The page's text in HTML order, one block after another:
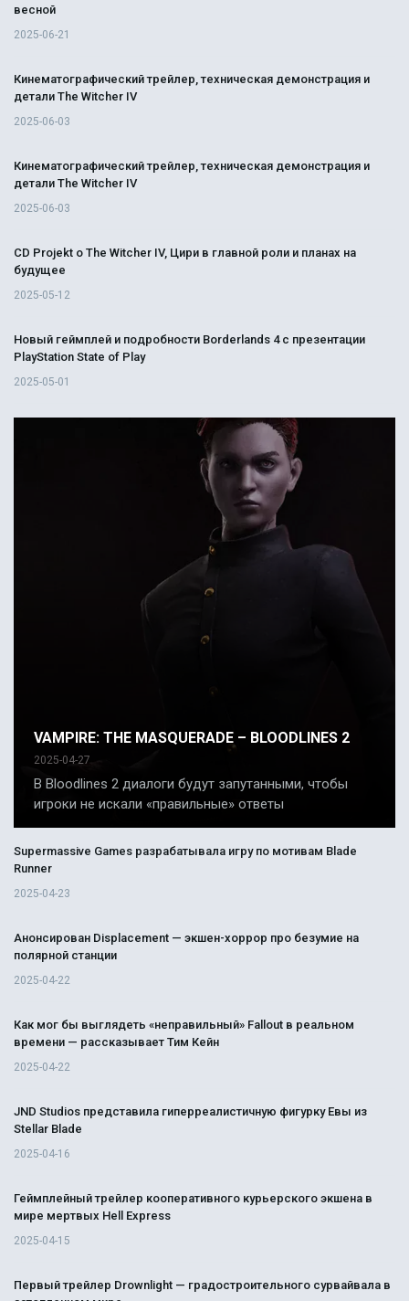
весной
2025-06-21
Кинематографический трейлер, техническая демонстрация и
детали The Witcher IV
2025-06-03
Кинематографический трейлер, техническая демонстрация и
детали The Witcher IV
2025-06-03
CD Projekt о The Witcher IV, Цири в главной роли и планах на
будущее
2025-05-12
Новый геймплей и подробности Borderlands 4 с презентации
PlayStation State of Play
2025-05-01
VAMPIRE: THE MASQUERADE – BLOODLINES 2
2025-04-27
В Bloodlines 2 диалоги будут запутанными, чтобы
игроки не искали «правильные» ответы
Supermassive Games разрабатывала игру по мотивам Blade
Runner
2025-04-23
Анонсирован Displacement — экшен-хоррор про безумие на
полярной станции
2025-04-22
Как мог бы выглядеть «неправильный» Fallout в реальном
времени — рассказывает Тим Кейн
2025-04-22
JND Studios представила гиперреалистичную фигурку Евы из
Stellar Blade
2025-04-16
Геймплейный трейлер кооперативного курьерского экшена в
мире мертвых Hell Express
2025-04-15
Первый трейлер Drownlight — градостроительного сурвайвала в